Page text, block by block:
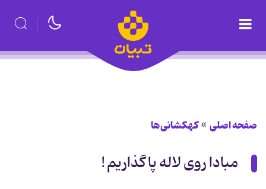
صفحه اصلی کهکشانی‌ها
مبادا روی لاله پا گذاریم !